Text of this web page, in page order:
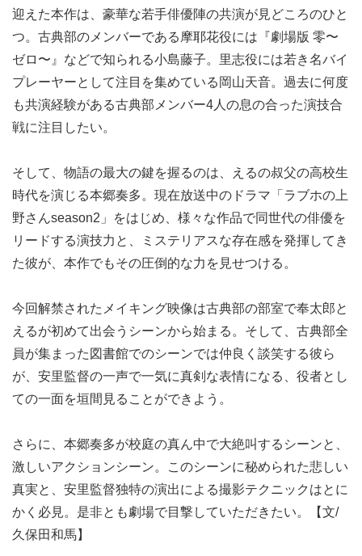
迎えた本作は、豪華な若手俳優陣の共演が見どころのひと
つ。古典部のメンバーである摩耶花役には『劇場版 零〜
ゼロ〜』などで知られる小島藤子。里志役には若き名バイ
プレーヤーとして注目を集めている岡山天音。過去に何度
も共演経験がある古典部メンバー4人の息の合った演技合
戦に注目したい。
そして、物語の最大の鍵を握るのは、えるの叔父の高校生
時代を演じる本郷奏多。現在放送中のドラマ「ラブホの上
野さんseason2」をはじめ、様々な作品で同世代の俳優を
リードする演技力と、ミステリアスな存在感を発揮してき
た彼が、本作でもその圧倒的な力を見せつける。
今回解禁されたメイキング映像は古典部の部室で奉太郎と
えるが初めて出会うシーンから始まる。そして、古典部全
員が集まった図書館でのシーンでは仲良く談笑する彼ら
が、安里監督の一声で一気に真剣な表情になる、役者とし
ての一面を垣間見ることができよう。
さらに、本郷奏多が校庭の真ん中で大絶叫するシーンと、
激しいアクションシーン。このシーンに秘められた悲しい
真実と、安里監督独特の演出による撮影テクニックはとに
かく必見。是非とも劇場で目撃していただきたい。【文/
久保田和馬】